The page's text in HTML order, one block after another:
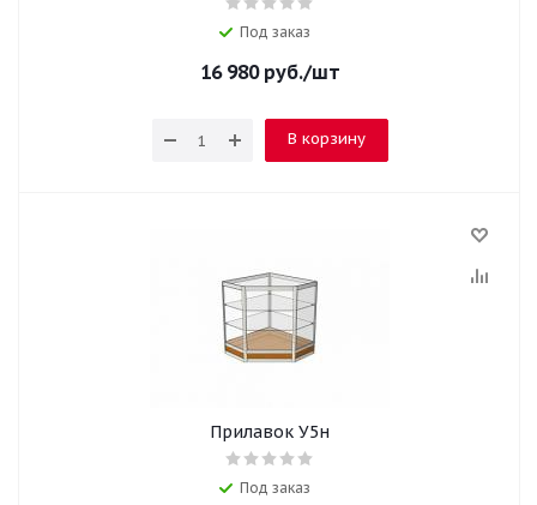
Под заказ
16 980руб./шт
В корзину
Прилавок У5н
Под заказ